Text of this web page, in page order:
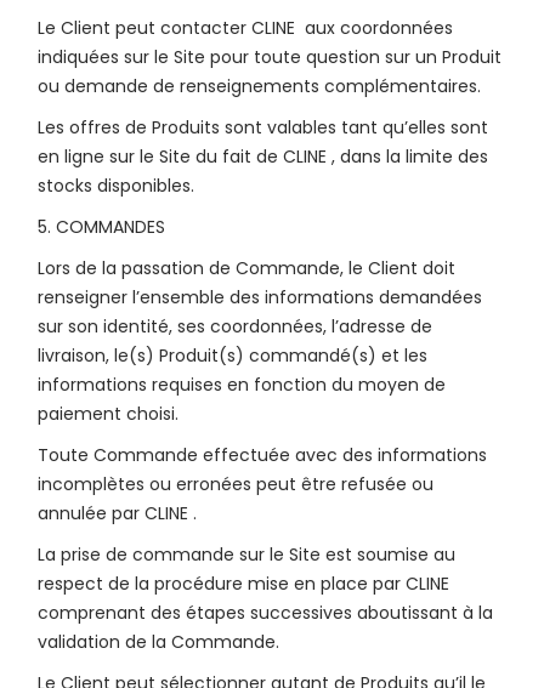
Le Client peut contacter CLINE aux coordonnées
indiquées sur le Site pour toute question sur un Produit
ou demande de renseignements complémentaires.
Les offres de Produits sont valables tant qu’elles sont
en ligne sur le Site du fait de CLINE , dans la limite des
stocks disponibles.
5. COMMANDES
Lors de la passation de Commande, le Client doit
renseigner l’ensemble des informations demandées
sur son identité, ses coordonnées, l’adresse de
livraison, le(s) Produit(s) commandé(s) et les
informations requises en fonction du moyen de
paiement choisi.
Toute Commande effectuée avec des informations
incomplètes ou erronées peut être refusée ou
annulée par CLINE .
La prise de commande sur le Site est soumise au
respect de la procédure mise en place par CLINE
comprenant des étapes successives aboutissant à la
validation de la Commande.
Le Client peut sélectionner autant de Produits qu’il le